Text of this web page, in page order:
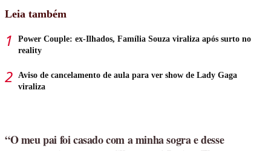
Leia também
Power Couple: ex-Ilhados, Família Souza viraliza após surto no
reality
Aviso de cancelamento de aula para ver show de Lady Gaga
viraliza
“O meu pai foi casado com a minha sogra e desse